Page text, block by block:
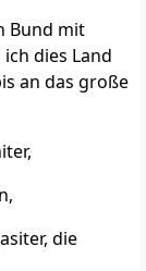
Bund mit
dies Land
an das große
die